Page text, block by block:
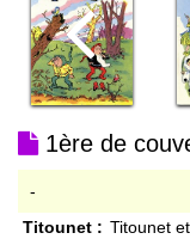
1ère de
-
Titounet : Titounet